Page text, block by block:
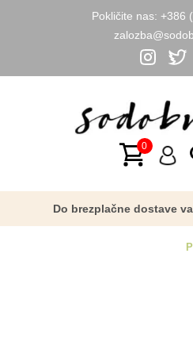
Pokličite nas: +386
Do brezplačne dostave